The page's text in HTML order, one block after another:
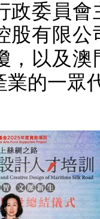
政委員會
股有限公
，以及澳
業的一眾